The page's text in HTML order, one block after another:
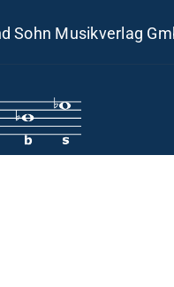
Sohn Musikverlag